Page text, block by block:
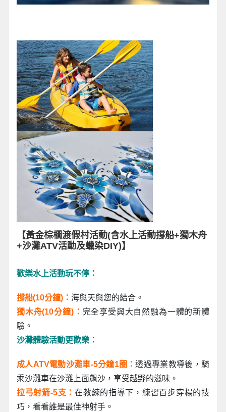
【黃金棕櫚渡假村活動(含水上活動撐船+獨木舟
+沙灘ATV活動及蠟染DIY)】
歡樂水上活動玩不停：
撐船(10分鐘)： 海與天與您的結合。
獨木舟(10分鐘)： 完全享受與大自然融為一體的新體
驗。
沙灘體驗活動更歡樂：
成人ATV電動沙灘車-5分鐘1圈：透過專業教導後，騎
乘沙灘車在沙灘上面飆沙，享受越野的滋味。
拉弓射箭-5支：在教練的指導下，練習百步穿楊的技
巧，看看誰是最佳神射手。